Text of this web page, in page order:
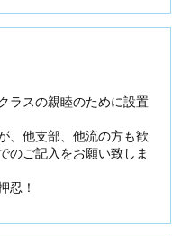
ラスの親睦のために設置
、他支部、他流の方も歓
のご記入をお願い致しま
忍！